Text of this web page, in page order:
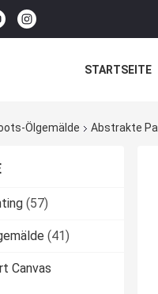
STARTSEITE
Ölgemälde Abstrakte
(57)
(41)
Canvas